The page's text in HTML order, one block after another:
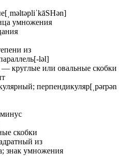
[ˌməltəpliˈkāSHən]
умножения
из
[-ləl]
— круглые или овальные скобки
перпендикуляр[ˌpərpən
скобки
из
знак умножения